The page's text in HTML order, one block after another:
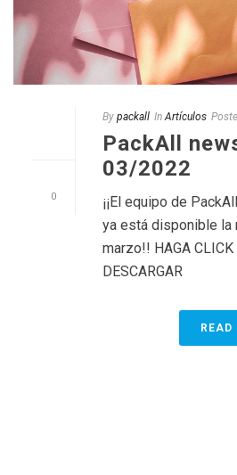
0
By packall In Artículos
PackAll
03/2022
¡¡El equipo de
ya está disponible la
marzo!! HAGA CLICK
DESCARGAR
READ